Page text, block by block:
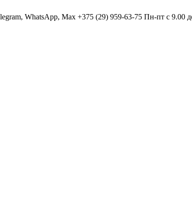
WhatsApp, Max +375 (29) 959-63-75 Пн-пт с 9.00